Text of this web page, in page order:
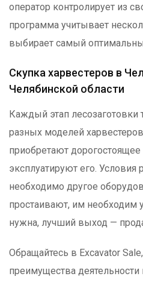
оператор контролирует из
программа учитывает
выбирает самый
Скупка харвестеров в
Челябинской области
Каждый этап лесозаготовки
разных моделей
приобретают
эксплуатируют его. Условия
необходимо другое
простаивают, им необходим
нужна, лучший выход —
Обращайтесь в Excavator
преимущества